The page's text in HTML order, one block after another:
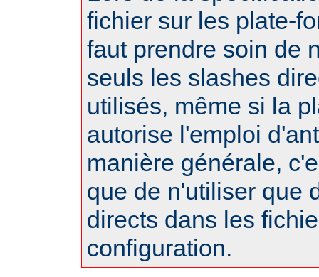
fichier sur les plate-
faut prendre soin de
seuls les slashes
utilisés, même si la
autorise l'emploi
manière générale,
que de n'utiliser que
directs dans les
configuration.